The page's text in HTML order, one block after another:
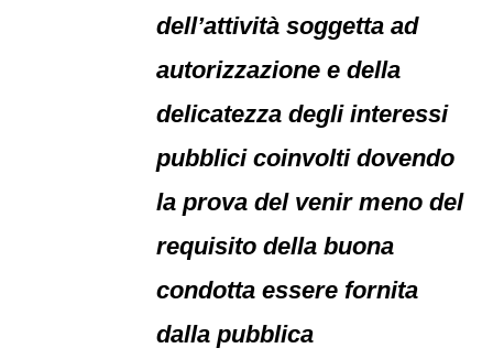
dell’attività soggetta ad
autorizzazione e della
delicatezza degli interessi
pubblici coinvolti dovendo
la prova del venir meno del
requisito della buona
condotta essere fornita
dalla pubblica